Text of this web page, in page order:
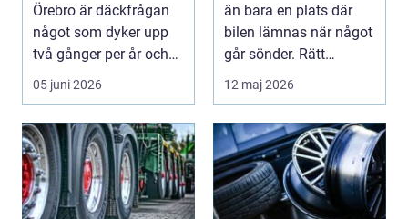
Örebro är däckfrågan
något som dyker upp
två gånger per år och
mest känns som e...
05 juni 2026
än bara en plats där
bilen lämnas när något
går sönder. Rätt
verkstad blir en ...
12 maj 2026